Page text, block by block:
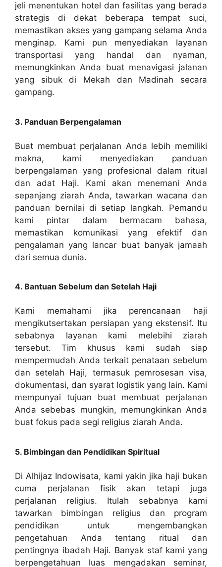
jeli menentukan hotel dan fasilitas yang berada
strategis di dekat beberapa tempat suci,
memastikan akses yang gampang selama Anda
menginap. Kami pun menyediakan layanan
transportasi yang handal dan nyaman,
memungkinkan Anda buat menavigasi jalanan
yang sibuk di Mekah dan Madinah secara
gampang.
3. Panduan Berpengalaman
Buat membuat perjalanan Anda lebih memiliki
makna, kami menyediakan panduan
berpengalaman yang profesional dalam ritual
dan adat Haji. Kami akan menemani Anda
sepanjang ziarah Anda, tawarkan wacana dan
panduan bernilai di setiap langkah. Pemandu
kami pintar dalam bermacam bahasa,
memastikan komunikasi yang efektif dan
pengalaman yang lancar buat banyak jamaah
dari semua dunia.
4. Bantuan Sebelum dan Setelah Haji
Kami memahami jika perencanaan haji
mengikutsertakan persiapan yang ekstensif. Itu
sebabnya layanan kami melebihi ziarah
tersebut. Tim khusus kami sudah siap
mempermudah Anda terkait penataan sebelum
dan setelah Haji, termasuk pemrosesan visa,
dokumentasi, dan syarat logistik yang lain. Kami
mempunyai tujuan buat membuat perjalanan
Anda sebebas mungkin, memungkinkan Anda
buat fokus pada segi religius ziarah Anda.
5. Bimbingan dan Pendidikan Spiritual
Di Alhijaz Indowisata, kami yakin jika haji bukan
cuma perjalanan fisik akan tetapi juga
perjalanan religius. Itulah sebabnya kami
tawarkan bimbingan religius dan program
pendidikan untuk mengembangkan
pengetahuan Anda tentang ritual dan
pentingnya ibadah Haji. Banyak staf kami yang
berpengetahuan luas mengadakan seminar,